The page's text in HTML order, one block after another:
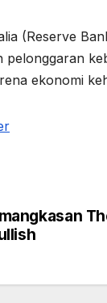
(Reserve
pelonggaran
ekonomi